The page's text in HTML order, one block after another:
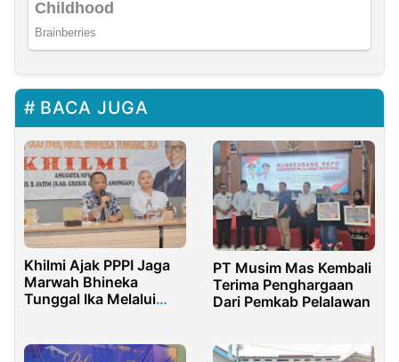
BACA JUGA
Khilmi Ajak PPPI Jaga
Marwah Bhineka
Tunggal Ika Melalui
PT Musim Mas Kembali
Terima Penghargaan
Dari Pemkab Pelalawan